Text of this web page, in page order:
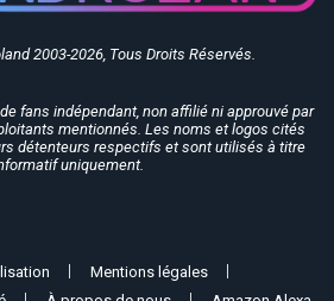
2003-2026, Tous Droits Réservés.
fans indépendant, non affilié ni approuvé par
mentionnés. Les noms et logos cités
détenteurs respectifs et sont utilisés à titre
uniquement.
Mentions légales